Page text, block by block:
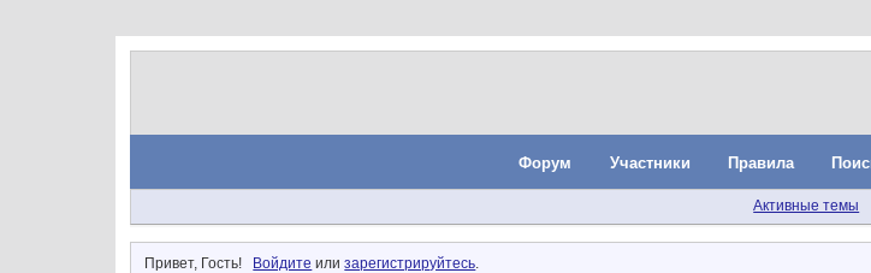
Форум Участники Правила
Активные темы
Привет, Гость! Войдите илизарегистрируйтесь